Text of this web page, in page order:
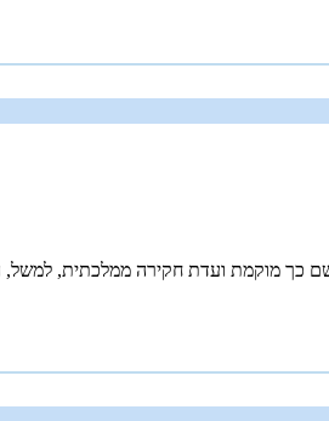
כך מוקמת ועדת חקירה ממלכתית,